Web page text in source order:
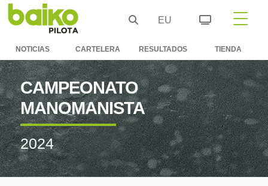
EU
NOTICIAS CARTELERA RESULTADOS TIENDA
CAMPEONATO
MANOMANISTA
2024